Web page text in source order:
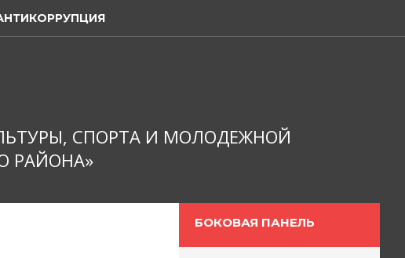
СПОРТА И МОЛОДЕЖНОЙ
РАЙОНА»
БОКОВАЯ ПАНЕЛЬ